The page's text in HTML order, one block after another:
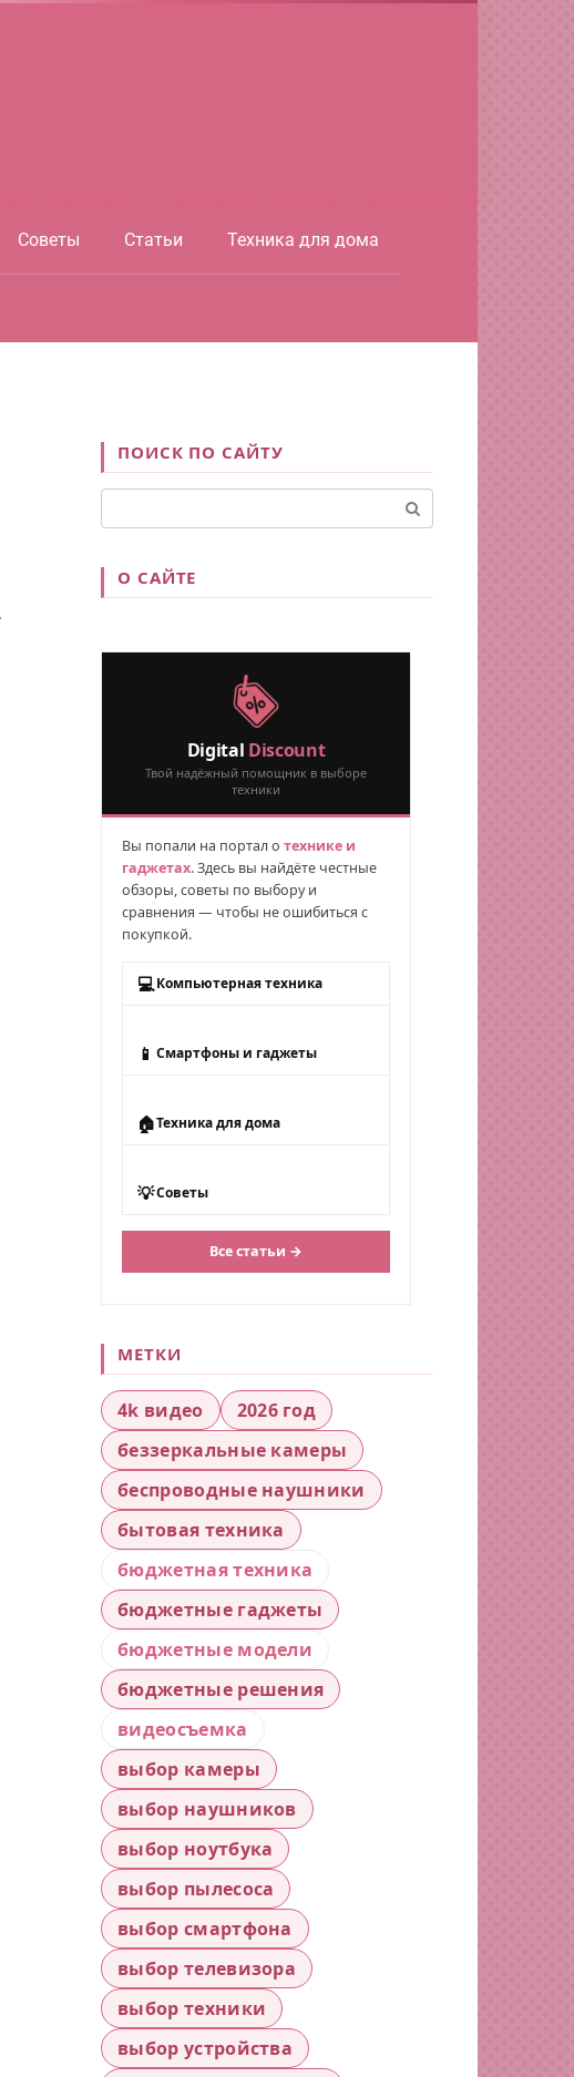
Советы Статьи Техника для дома
ПОИСК ПО САЙТУ
О САЙТЕ
Digital Discount
Твой надёжный помощник в выборе
техники
Вы попали на портал о технике и
гаджетах. Здесь вы найдёте честные
обзоры, советы по выбору и
сравнения — чтобы не ошибиться с
покупкой.
💻 Компьютерная техника
📱 Смартфоны и гаджеты
🏠Техника для дома
💡Советы
Все статьи →
МЕТКИ
4k видео
2026 год
беззеркальные камеры
беспроводные наушники
бытовая техника
бюджетная техника
бюджетные гаджеты
бюджетные модели
бюджетные решения
видеосъемка
выбор камеры
выбор наушников
выбор ноутбука
выбор пылесоса
выбор смартфона
выбор телевизора
выбор техники
выбор устройства